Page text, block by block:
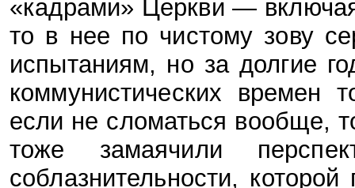
«кадрами» Церкви —
то в нее по чистому зову
испытаниям, но за долгие
коммунистических времен
если не сломаться вообще,
тоже замаячили
соблазнительности,